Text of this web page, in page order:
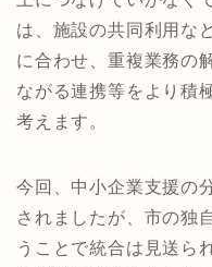
は、施設の共同利用な
に合わせ、重複業務の
ながる連携等をより積
考えます。
今回、中小企業支援の
されましたが、市の独
うことで統合は見送ら